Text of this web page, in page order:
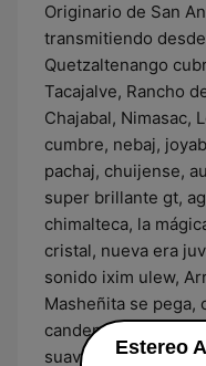
Originario de San
transmitiendo
Quetzaltenango
Tacajalve, Rancho
Chajabal, Nimasac,
cumbre, nebaj,
pachaj, chuijense,
super brillante gt,
chimalteca, la
cristal, nueva era
sonido ixim ulew,
Masheñita se pega,
candente, activa
suavecita raza,